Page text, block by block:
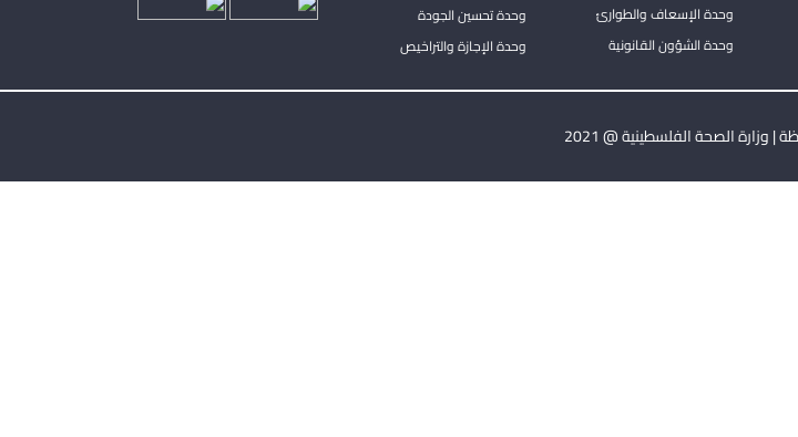
وحدة الإسعاف والطوارئ
وحدة الشؤون القانونية
وحدة تحسين الجودة
وحدة الإجازة والتراخيص
الصحة الفلسطينية @ 2021